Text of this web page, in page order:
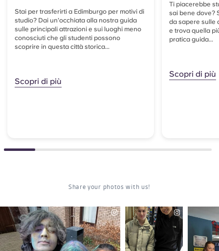
Stai per trasferirti a Edimburgo per motivi di
studio? Dai un'occhiata alla nostra guida
sulle principali attrazioni e sui luoghi meno
conosciuti che gli studenti possono
scoprire in questa città storica...
Scopri di più
Ti piacerebbe
sai bene dove?
da sapere sulle
e trova quella
pratica guida...
Scopri di più